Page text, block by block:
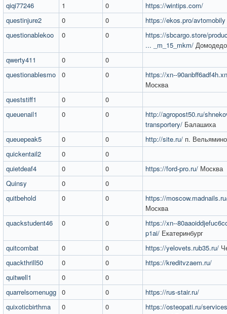
qiqi77246
1 0
https://wintips.com/
questinjure2
0 0 https://ekos.pro/avtomobily
questionablekoo
0 0
https://sbcargo.store/
... _m_15_mkm/
qwerty411
0
0
questionablesmo
0 0
https://xn--
Москва
queststiff1
0
0
queuenail1
0 0
http://agropost50.ru/
transportery/ Балашиха
queuepeak5
0 0 http://site.ru/ п.
quickentail2
0
0
quietdeaf4
0 0 https://ford-pro.ru/ Москва
Quinsy
0
0
quitbehold
0 0
https://
Москва
quackstudent46
0 0
https://xn--
p1ai/ Екатеринбург
quitcombat
0 0 https://yelovets.rub35.ru/
quackthrill50
0 0
https://kreditvzaem.ru/
quitwell1
0
0
quarrelsomenugg 0 0
https://rus-stair.ru/
quixoticbirthma
0 0
https://osteopati.ru/